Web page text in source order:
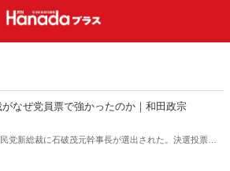
なぜ党員票で強かったのか｜和田政宗
党新総裁に石破茂元幹事長が選出された。決選投票で